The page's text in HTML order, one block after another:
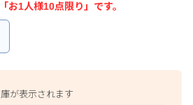
お1人様10点限り」です。
が表示されます